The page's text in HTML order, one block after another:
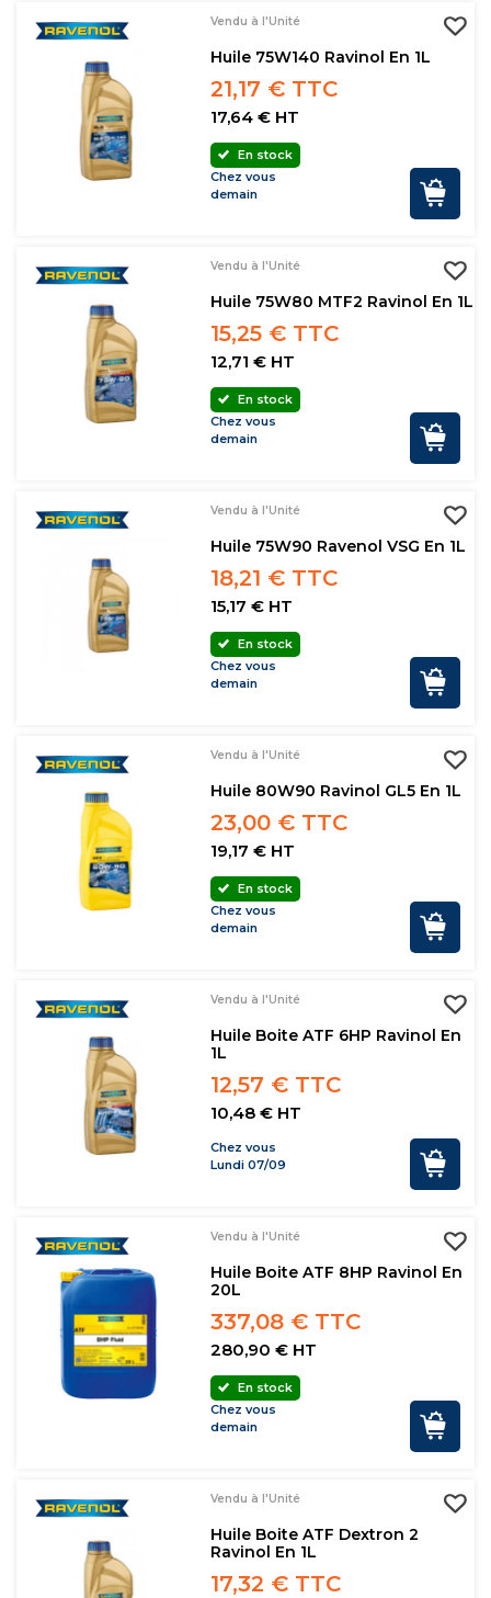
Vendu à l'Unité
Huile 75W140 Ravinol En 1L
21,17 € TTC
17,64 € HT
En stock
Chez vous
demain
Vendu à l'Unité
Huile 75W80 MTF2 Ravinol En 1L
15,25 € TTC
12,71 € HT
En stock
Chez vous
demain
Vendu à l'Unité
Huile 75W90 Ravenol VSG En 1L
18,21 € TTC
15,17 € HT
En stock
Chez vous
demain
Vendu à l'Unité
Huile 80W90 Ravinol GL5 En 1L
23,00 € TTC
19,17 € HT
En stock
Chez vous
demain
Vendu à l'Unité
Huile Boite ATF 6HP Ravinol En
1L
12,57 € TTC
10,48 € HT
Chez vous
Lundi 07/09
Vendu à l'Unité
Huile Boite ATF 8HP Ravinol En
20L
337,08 € TTC
280,90 € HT
En stock
Chez vous
demain
Vendu à l'Unité
Huile Boite ATF Dextron 2
Ravinol En 1L
17,32 € TTC